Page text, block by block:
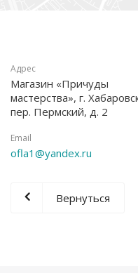
Адрес
Магазин «Причуды
мастерства», г.
пер. Пермский, д. 2
Email
ofla1@yandex.ru
Вернуться